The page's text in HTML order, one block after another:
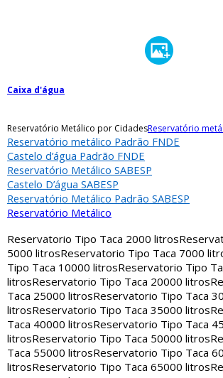
Caixa d'água
Reservatório Metálico por CidadesReservatório
Reservatório metálico Padrão FNDE
Castelo d’água Padrão FNDE
Reservatório Metálico SABESP
Castelo D’água SABESP
Reservatório Metálico Padrão SABESP
Reservatório Metálico
Reservatorio Tipo Taca 2000 litros
5000 litrosReservatorio Tipo Taca 7000
Tipo Taca 10000 litrosReservatorio Tipo
litrosReservatorio Tipo Taca 20000 litros
Taca 25000 litrosReservatorio Tipo Taca
litrosReservatorio Tipo Taca 35000 litros
Taca 40000 litrosReservatorio Tipo Taca
litrosReservatorio Tipo Taca 50000 litros
Taca 55000 litrosReservatorio Tipo Taca
litrosReservatorio Tipo Taca 65000 litros